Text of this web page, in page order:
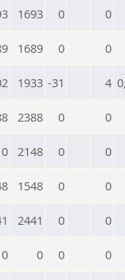
1693 0 0
1689 0 0
1933 -31 4
2388 0 0
0 2148 0 0
1548 0 0
2441 0 0
0 0 0 0